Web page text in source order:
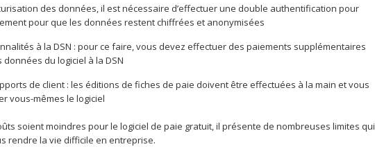
des données, il est nécessaire d’effectuer une double authentification pour
pour que les données restent chiffrées et anonymisées
à la DSN : pour ce faire, vous devez effectuer des paiements supplémentaires
du logiciel à la DSN
de client : les éditions de fiches de paie doivent être effectuées à la main et vous
vous-mêmes le logiciel
soient moindres pour le logiciel de paie gratuit, il présente de nombreuses limites qui
rendre la vie difficile en entreprise.